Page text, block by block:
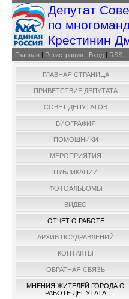
Депутат
по
Крестинин
Главная | Регистрация | Вход | RSS
ГЛАВНАЯ СТРАНИЦА
ПРИВЕТСТВИЕ ДЕПУТАТА
СОВЕТ ДЕПУТАТОВ
БИОГРАФИЯ
ПОМОЩНИКИ
МЕРОПРИЯТИЯ
ПУБЛИКАЦИИ
ФОТОАЛЬБОМЫ
ВИДЕО
ОТЧЕТ О РАБОТЕ
АРХИВ ПОЗДРАВЛЕНИЙ
КОНТАКТЫ
ОБРАТНАЯ СВЯЗЬ
МНЕНИЯ ЖИТЕЛЕЙ ГОРОДА О
РАБОТЕ ДЕПУТАТА